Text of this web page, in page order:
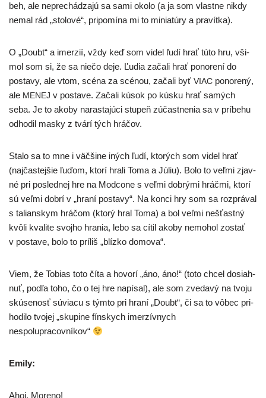
beh, ale nepre­chá­dza­jú sa sami oko­lo (a ja som vlast­ne nikdy
nemal rád „sto­lo­vé“, pri­po­mí­na mi to minia­tú­ry a pravítka).
O „Doubt“ a imer­zií, vždy keď som videl ľudí hrať túto hru, vši­
mol som si, že sa nie­čo deje. Ľudia zača­li hrať pono­re­ní do
posta­vy, ale vtom, scé­na za scé­nou, zača­li byť VIAC pono­re­ný,
ale MENEJ v posta­ve. Začali kúsok po kús­ku hrať samých
seba. Je to ako­by naras­ta­jú­ci stu­peň zúčast­ne­nia sa v prí­be­hu
odho­dil mas­ky z tvá­rí tých hráčov.
Stalo sa to mne i väč­ši­ne iných ľudí, kto­rých som videl hrať
(naj­čas­tej­šie ľuďom, kto­rí hra­li Toma a Júliu). Bolo to veľ­mi zjav­
né pri posled­nej hre na Modcone s veľ­mi dob­rý­mi hráč­mi, kto­rí
sú veľ­mi dob­rí v „hra­ní posta­vy“. Na kon­ci hry som sa roz­prá­val
s talian­skym hrá­čom (kto­rý hral Toma) a bol veľ­mi nešťast­ný
kvô­li kva­li­te svoj­ho hra­nia, lebo sa cítil ako­by nemo­hol zostať
v posta­ve, bolo to prí­liš „blíz­ko domova“.
Viem, že Tobias toto číta a hovo­rí „áno, áno!“ (toto chcel dosiah­
nuť, pod­ľa toho, čo o tej hre napí­sal), ale som zve­da­vý na tvo­ju
skú­se­nosť súvia­cu s tým­to pri hra­ní „Doubt“, či sa to vôbec pri­
ho­di­lo tvo­jej „sku­pi­ne fín­skych imer­zív­nych
nespolupracovníkov“
Emily:
Ahoj, Moreno!